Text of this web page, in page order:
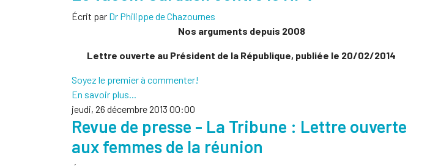
Écrit par Dr Philippe de Chazournes
Nos arguments depuis 2008
Lettre ouverte au Président de la République, publiée le 20/02/2014
Soyez le premier à commenter!
En savoir plus...
jeudi, 26 décembre 2013 00:00
Revue de presse - La Tribune : Lettre ouverte
aux femmes de la réunion